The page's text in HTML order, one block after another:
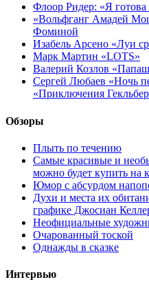
Флоор Ридер: «Я
«Вольфганг Амадей
Фоминой
Изабель Арсено «Луи
Марк Мартин «LOTS»
Валерий Козлов
Сергей Любаев «Ночь
«Приключения
Обзоры
Плыть по течению
Самые красивые и
можно будет купить на
Юмор с абсурдом
Духи и места их
графике Джосиан
Неофициальные
Очарованный тоской
Однажды в сказке
Интервью